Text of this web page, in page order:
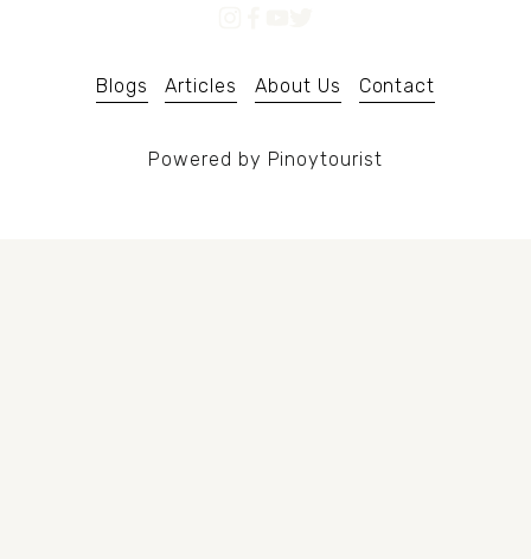
Blogs Articles About Us Contact
Powered by Pinoytourist